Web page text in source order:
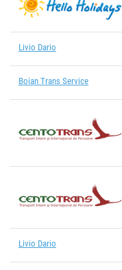
Livio Dario
Boian Trans Service
Livio Dario